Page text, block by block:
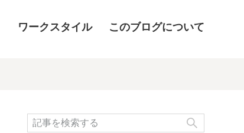
ワークスタイル このブログについて